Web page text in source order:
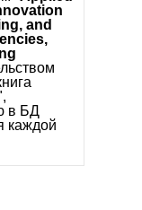
and
в БД
каждой